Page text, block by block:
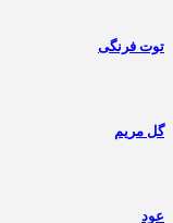
توت فرنگی
گل مریم
عود